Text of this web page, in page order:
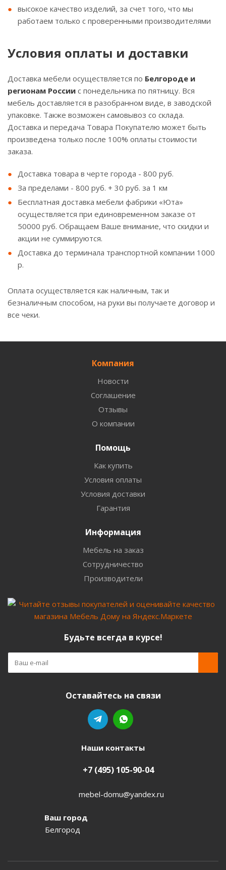
высокое качество изделий, за счет того, что мы
работаем только с проверенными производителями
Условия оплаты и доставки
Доставка мебели осуществляется по Белгороде и
регионам России с понедельника по пятницу. Вся
мебель доставляется в разобранном виде, в заводской
упаковке. Также возможен самовывоз со склада.
Доставка и передача Товара Покупателю может быть
произведена только после 100% оплаты стоимости
заказа.
Доставка товара в черте города - 800 руб.
За пределами - 800 руб. + 30 руб. за 1 км
Бесплатная доставка мебели фабрики «Юта»
осуществляется при единовременном заказе от
50000 руб. Обращаем Ваше внимание, что скидки и
акции не суммируются.
Доставка до терминала транспортной компании 1000
р.
Оплата осуществляется как наличным, так и
безналичным способом, на руки вы получаете договор и
все чеки.
Компания
Новости
Соглашение
Отзывы
О компании
Помощь
Как купить
Условия оплаты
Условия доставки
Гарантия
Информация
Мебель на заказ
Сотрудничество
Производители
Будьте всегда в курсе!
Оставайтесь на связи
Наши контакты
+7 (495) 105-90-04
mebel-domu@yandex.ru
Ваш город
Белгород